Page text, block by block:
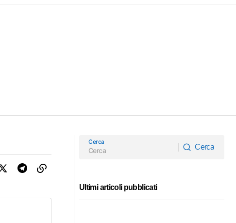
Cerca
Cerca
Ultimi articoli pubblicati